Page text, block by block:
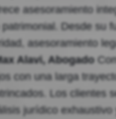
asesoramiento
Desde su
asesoramiento
Alavi, Abogado
con una larga
Los clientes
jurídico